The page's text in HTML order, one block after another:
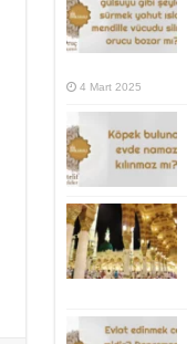
4 Mart 2025